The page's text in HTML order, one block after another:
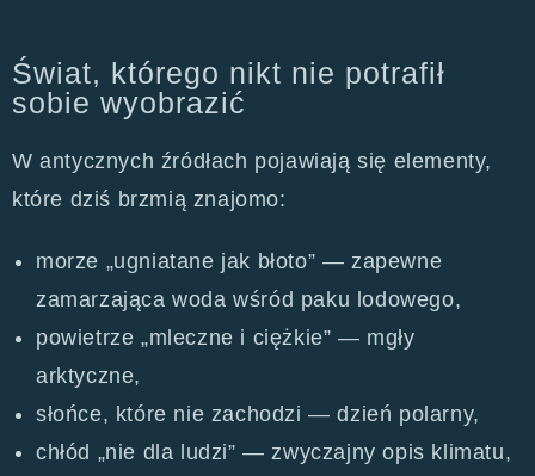
Świat, którego nikt nie potrafił
sobie wyobrazić
W antycznych źródłach pojawiają się elementy,
które dziś brzmią znajomo:
morze „ugniatane jak błoto” — zapewne
zamarzająca woda wśród paku lodowego,
powietrze „mleczne i ciężkie” — mgły
arktyczne,
słońce, które nie zachodzi — dzień polarny,
chłód „nie dla ludzi” — zwyczajny opis klimatu,